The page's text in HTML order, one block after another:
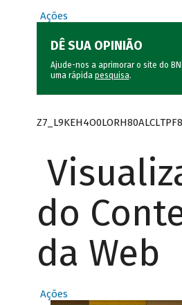
Ações
DÊ SUA OPINIÃO
Ajude-nos a aprimorar o site do
uma rápida pesquisa.
do
da Web
Ações